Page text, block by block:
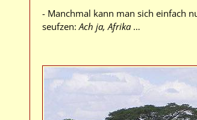
- Manchmal kann man sich einfach
seufzen:Ach ja, Afrika …